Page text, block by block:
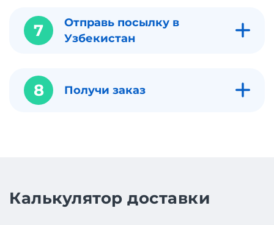
7
Отправь посылку в
Узбекистан
8 Получи заказ
Калькулятор доставки